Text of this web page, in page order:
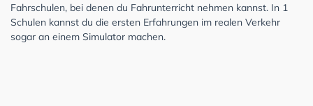
Fahrschulen, bei denen du Fahrunterricht nehmen kannst. In 1
Schulen kannst du die ersten Erfahrungen im realen Verkehr
sogar an einem Simulator machen.